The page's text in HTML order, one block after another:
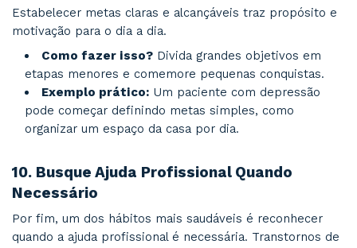
Exemplo real: Pacientes em altos
liderança que aprendem a equilibrar
profissionais sem prejudicar a saúde mental.
7.Adote Rotinas Estruturadas
essencial para quem lida com transtornos
ou ansiedade.
Como implementar?Use ferramentas